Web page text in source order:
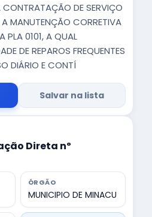
CONTRATAÇÃO DE SERVIÇO
MANUTENÇÃO CORRETIVA
PLA 0101, A QUAL
DE REPAROS FREQUENTES
DIÁRIO E CONTÍ
Salvar na lista
Direta nº
ÓRGÃO
MUNICIPIO DE MINACU